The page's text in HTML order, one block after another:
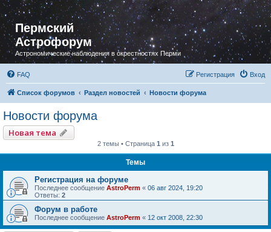
Пермский
Астрофорум
Астрономические наблюдения в окрестностях Перми
FAQ Вход
Регистрация
Список форумов Раздел новостей Новости форума
Новости форума
Новая тема
2 темы • Страница 1 из 1
Темы
Регистрация на форуме
Последнее сообщение AstroPerm « 06 авг 2024, 19:20
Ответы: 2
Форум в работе
Последнее сообщение AstroPerm « 12 окт 2008, 22:30